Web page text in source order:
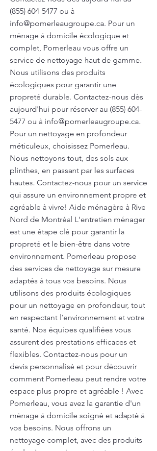
(855) 604-5477 ou à
info@pomerleaugroupe.ca. Pour un
ménage à domicile écologique et
complet, Pomerleau vous offre un
service de nettoyage haut de gamme.
Nous utilisons des produits
écologiques pour garantir une
propreté durable. Contactez-nous dès
aujourd'hui pour réserver au (855) 604-
5477 ou à info@pomerleaugroupe.ca.
Pour un nettoyage en profondeur
méticuleux, choisissez Pomerleau.
Nous nettoyons tout, des sols aux
plinthes, en passant par les surfaces
hautes. Contactez-nous pour un service
qui assure un environnement propre et
agréable à vivre! Aide ménagère à Rive
Nord de Montréal L'entretien ménager
est une étape clé pour garantir la
propreté et le bien-être dans votre
environnement. Pomerleau propose
des services de nettoyage sur mesure
adaptés à tous vos besoins. Nous
utilisons des produits écologiques
pour un nettoyage en profondeur, tout
en respectant l’environnement et votre
santé. Nos équipes qualifiées vous
assurent des prestations efficaces et
flexibles. Contactez-nous pour un
devis personnalisé et pour découvrir
comment Pomerleau peut rendre votre
espace plus propre et agréable ! Avec
Pomerleau, vous avez la garantie d'un
ménage à domicile soigné et adapté à
vos besoins. Nous offrons un
nettoyage complet, avec des produits